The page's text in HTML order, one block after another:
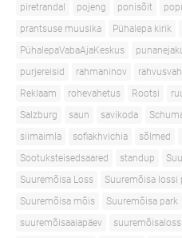
piretrandal
pojeng ponisõit
prantsuse muusika
Pühalepa kirik
PühalepaVabaAjaKeskus
purjereisid
rahmaninov
Reklaam
rohevahetus Rootsi
Salzburg
saun savikoda
siimaimla
sofiakhvichia sõlmed
Sootuksteisedsaared
standup
Suuremõisa Loss
Suuremõisa lossi
Suuremõisa mõis
Suuremõisa park
suuremõisaaiapäev
suuremõisaloss